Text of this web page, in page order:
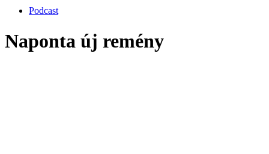
Podcast
Naponta új remény